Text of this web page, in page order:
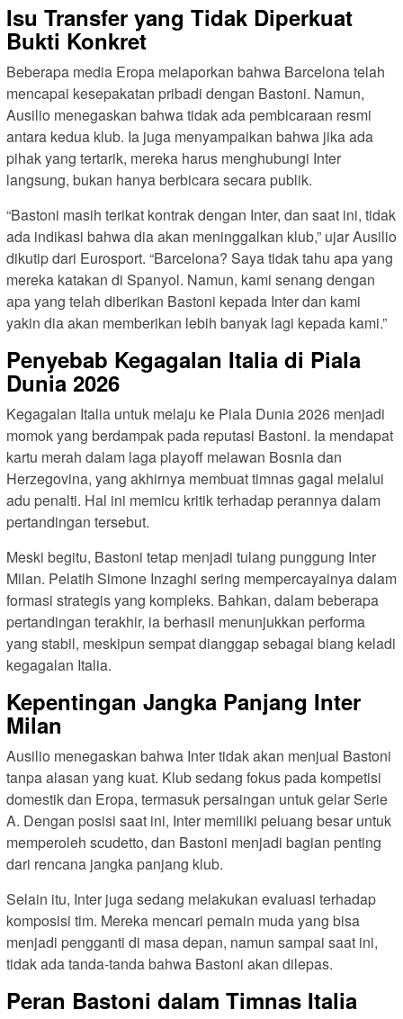
Isu Transfer yang Tidak Diperkuat
Bukti Konkret
Beberapa media Eropa melaporkan bahwa Barcelona telah
mencapai kesepakatan pribadi dengan Bastoni. Namun,
Ausilio menegaskan bahwa tidak ada pembicaraan resmi
antara kedua klub. Ia juga menyampaikan bahwa jika ada
pihak yang tertarik, mereka harus menghubungi Inter
langsung, bukan hanya berbicara secara publik.
“Bastoni masih terikat kontrak dengan Inter, dan saat ini, tidak
ada indikasi bahwa dia akan meninggalkan klub,” ujar Ausilio
dikutip dari Eurosport. “Barcelona? Saya tidak tahu apa yang
mereka katakan di Spanyol. Namun, kami senang dengan
apa yang telah diberikan Bastoni kepada Inter dan kami
yakin dia akan memberikan lebih banyak lagi kepada kami.”
Penyebab Kegagalan Italia di Piala
Dunia 2026
Kegagalan Italia untuk melaju ke Piala Dunia 2026 menjadi
momok yang berdampak pada reputasi Bastoni. Ia mendapat
kartu merah dalam laga playoff melawan Bosnia dan
Herzegovina, yang akhirnya membuat timnas gagal melalui
adu penalti. Hal ini memicu kritik terhadap perannya dalam
pertandingan tersebut.
Meski begitu, Bastoni tetap menjadi tulang punggung Inter
Milan. Pelatih Simone Inzaghi sering mempercayainya dalam
formasi strategis yang kompleks. Bahkan, dalam beberapa
pertandingan terakhir, ia berhasil menunjukkan performa
yang stabil, meskipun sempat dianggap sebagai biang keladi
kegagalan Italia.
Kepentingan Jangka Panjang Inter
Milan
Ausilio menegaskan bahwa Inter tidak akan menjual Bastoni
tanpa alasan yang kuat. Klub sedang fokus pada kompetisi
domestik dan Eropa, termasuk persaingan untuk gelar Serie
A. Dengan posisi saat ini, Inter memiliki peluang besar untuk
memperoleh scudetto, dan Bastoni menjadi bagian penting
dari rencana jangka panjang klub.
Selain itu, Inter juga sedang melakukan evaluasi terhadap
komposisi tim. Mereka mencari pemain muda yang bisa
menjadi pengganti di masa depan, namun sampai saat ini,
tidak ada tanda-tanda bahwa Bastoni akan dilepas.
Peran Bastoni dalam Timnas Italia